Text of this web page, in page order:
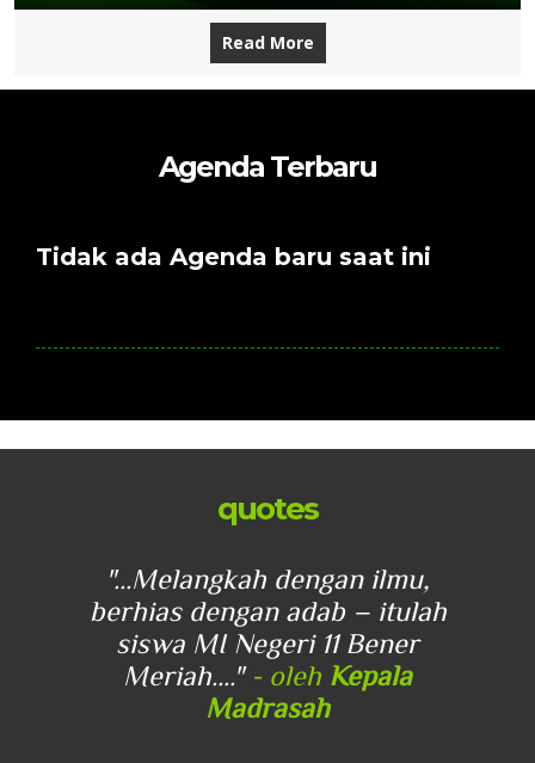
Read More
Agenda Terbaru
Tidak ada Agenda baru saat ini
quotes
"...Melangkah dengan ilmu,
berhias dengan adab – itulah
siswa MI Negeri 11 Bener
Meriah...." - oleh Kepala
Madrasah